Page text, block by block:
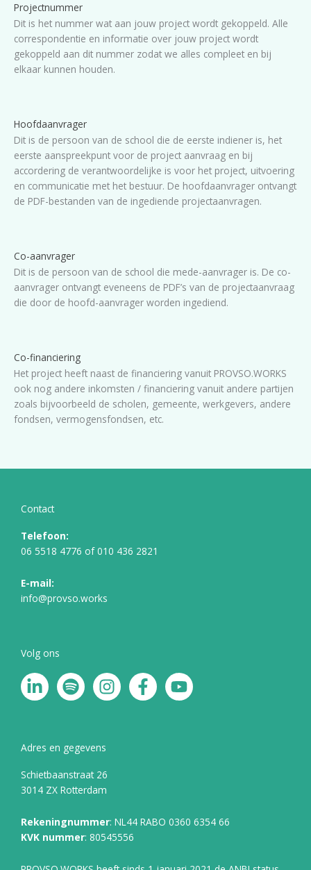
Projectnummer
Dit is het nummer wat aan jouw project wordt gekoppeld. Alle
correspondentie en informatie over jouw project wordt
gekoppeld aan dit nummer zodat we alles compleet en bij
elkaar kunnen houden.
Hoofdaanvrager
Dit is de persoon van de school die de eerste indiener is, het
eerste aanspreekpunt voor de project aanvraag en bij
accordering de verantwoordelijke is voor het project, uitvoering
en communicatie met het bestuur. De hoofdaanvrager ontvangt
de PDF-bestanden van de ingediende projectaanvragen.
Co-aanvrager
Dit is de persoon van de school die mede-aanvrager is. De co-
aanvrager ontvangt eveneens de PDF’s van de projectaanvraag
die door de hoofd-aanvrager worden ingediend.
Co-financiering
Het project heeft naast de financiering vanuit PROVSO.WORKS
ook nog andere inkomsten / financiering vanuit andere partijen
zoals bijvoorbeeld de scholen, gemeente, werkgevers, andere
fondsen, vermogensfondsen, etc.
Contact
Telefoon:
06 5518 4776 of010 436 2821
E-mail:
info@provso.works
Volg ons
L
i
e
i
n
-
i
n
S
p
i
y
I
n
r
a
m
F
a
-
f
Y
o
Adres en gegevens
Schietbaanstraat 26
3014 ZX Rotterdam
Rekeningnummer: NL44 RABO 0360 6354 66
KVK nummer: 80545556